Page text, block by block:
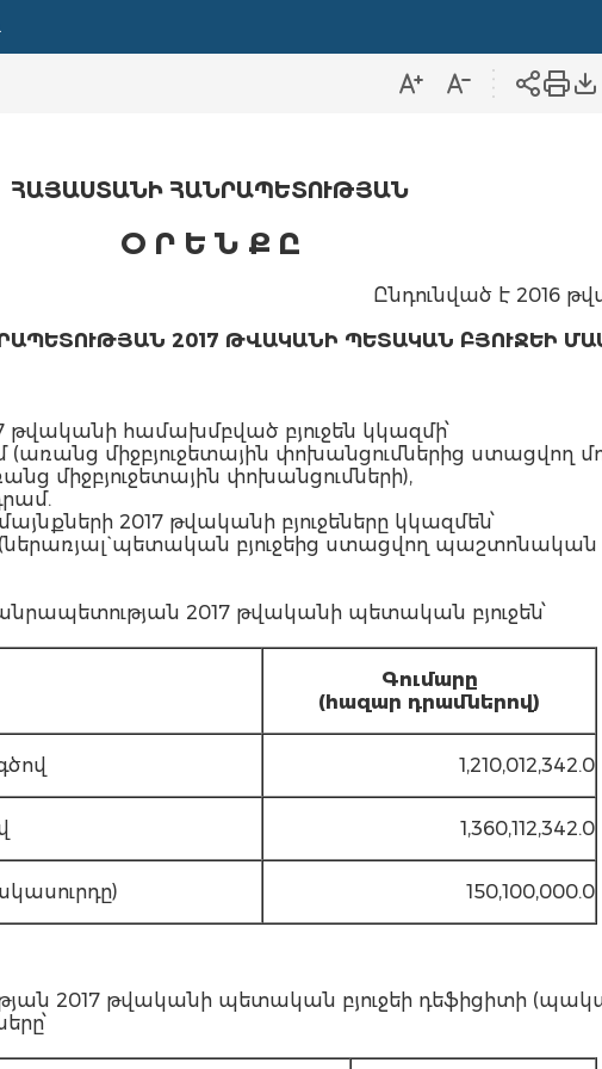
ՀԱՅԱՍՏԱՆԻ ՀԱՆՐԱՊԵՏՈՒԹՅԱՆ
Օ Ր Ե Ն Ք Ը
Ընդունված է 2016
2017 ԹՎԱԿԱՆԻ ՊԵՏԱԿԱՆ ԲՅՈՒՋԵԻ
համախմբված բյուջեն կկազմի՝
(առանց միջբյուջետային փոխանցումներից ստացվող
միջբյուջետային փոխանցումների),
2017 թվականի բյուջեները կկազմեն՝
(ներառյալ` պետական բյուջեից ստացվող
2017 թվականի պետական բյուջեն՝
Գումարը
(հազար դրամներով)
1,210,012,342.0
1,360,112,342.0
150,100,000.0
2017 թվականի պետական բյուջեի դեֆիցիտի